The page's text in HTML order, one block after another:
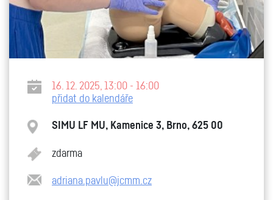
16. 12. 2025, 13:00 - 16:00
přidat do kalendáře
SIMU LF MU, Kamenice 3, Brno, 625 00
zdarma
adriana.pavlu@jcmm.cz